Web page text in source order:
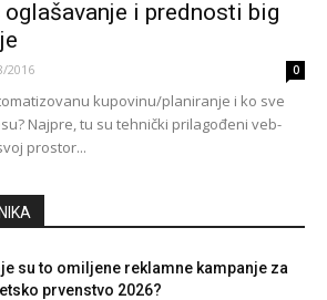
i prednosti big
2016 0
kupovinu/planiranje i ko sve
Najpre, tu su tehnički prilagođeni veb-
prostor...
su to omiljene reklamne kampanje za
prvenstvo 2026?